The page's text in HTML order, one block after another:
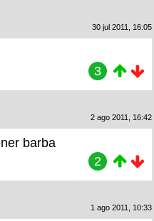
30 jul 2011, 16:05
3
2 ago 2011, 16:42
barba
2
1 ago 2011, 10:33